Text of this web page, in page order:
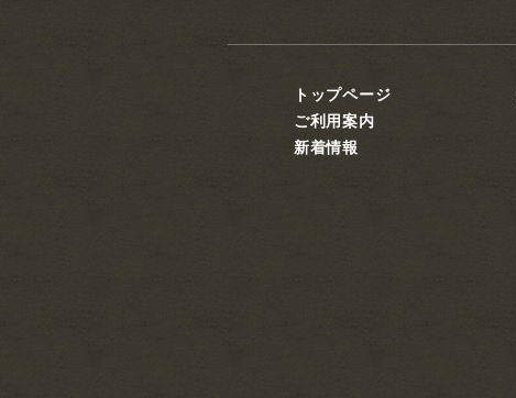
トップページ
ご利用案内
新着情報